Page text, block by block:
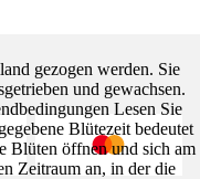
gezogen werden. Sie
und gewachsen.
Lesen Sie
Blütezeit bedeutet
Blüten öffnen und sich am
Zeitraum an, in der die